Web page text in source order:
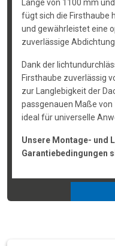
Länge von 1100 mm
fügt sich die Firsthaube
und gewährleistet eine
zuverlässige Abdichtung.
Dank der
Firsthaube zuverlässig
zur Langlebigkeit der
passgenauen Maße
ideal für universelle
Unsere Montage- und
Garantiebedingungen